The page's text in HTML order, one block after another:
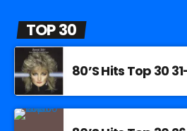
TOP 30
80’S Hits Top 30